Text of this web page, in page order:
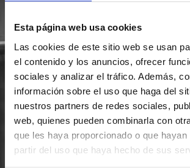
Esta página web usa cookies
Las cookies de este sitio web se usan
el contenido y los anuncios, ofrecer
sociales y analizar el tráfico. Además,
información sobre el uso que haga del
nuestros partners de redes sociales,
web, quienes pueden combinarla con
que les haya proporcionado o que hayan
partir del uso que haya hecho de sus